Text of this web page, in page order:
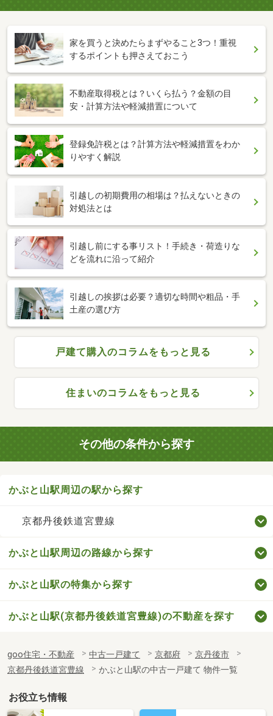
家を買うと決めたらまずやること3つ！重視
するポイントも押さえておこう
不動産取得税とは？いくら払う？金額の目
安・計算方法や軽減措置について
登録免許税とは？計算方法や軽減措置をわか
りやすく解説
引越しの初期費用の相場は？払えないときの
対処法とは
引越し前にする事リスト！手続き・荷造りな
どを流れに沿って紹介
引越しの挨拶は必要？適切な時間や粗品・手
土産の選び方
戸建て購入のコラムをもっと見る
住まいのコラムをもっと見る
その他の条件から探す
かぶと山駅周辺の駅から探す
京都丹後鉄道宮豊線
かぶと山駅周辺の路線から探す
かぶと山駅の特集から探す
かぶと山駅(京都丹後鉄道宮豊線)の不動産を探す
goo住宅・不動産 中古一戸建て 京都府
京丹後市
京都丹後鉄道宮豊線
かぶと山駅の中古一戸建て 物件一覧
お役立ち情報